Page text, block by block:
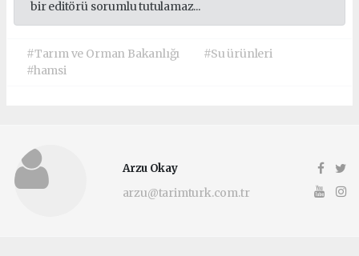
bir editörü sorumlu tutulamaz...
#Tarım ve Orman Bakanlığı
#Su ürünleri
#hamsi
Arzu Okay
arzu@tarimturk.com.tr